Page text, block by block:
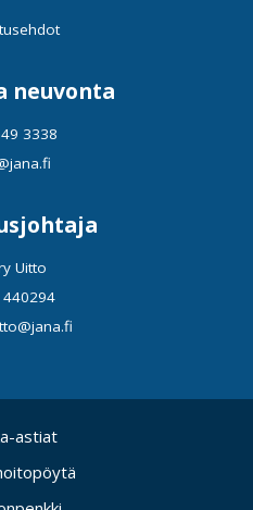
neuvonta
3338
Uitto
astiat